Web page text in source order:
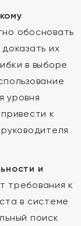
обосновать
их
в выборе
уровня
к
и
требования к
в системе
поиск